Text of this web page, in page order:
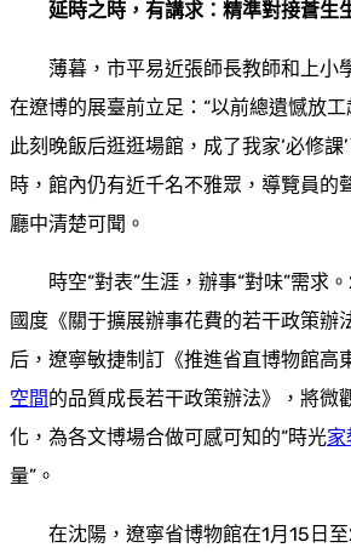
延時之時，有講求：精準對接蒼生
薄暮，市平易近張師長教師和上小
在遼博的展臺前立足：“以前總遺憾放工
此刻晚飯后逛逛場館，成了我家‘必修課
時，館內仍有近千名不雅眾，導覽員的
廳中清楚可聞。
時空“對表”生涯，辦事“對味”需求
國度《關于擴展辦事花費的若干政策辦
后，遼寧敏捷制訂《推進省直博物館高
空間的品質成長若干政策辦法》，將微
化，為各文博場合做可感可知的“時光家
量”。
在沈陽，遼寧省博物館在1月15日